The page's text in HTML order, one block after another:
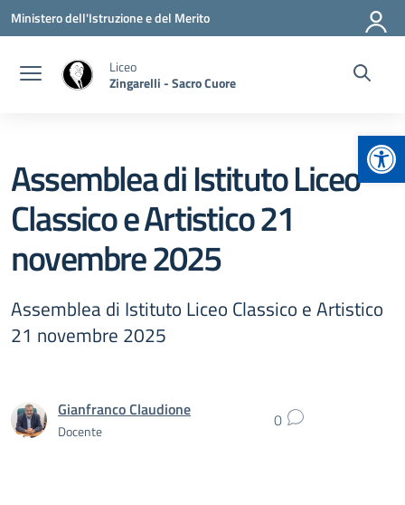
Vai ai contenuti
Vai al menu di navigazione
Vai al footer
Ministero dell'Istruzione e del Merito
Liceo
Zingarelli - Sacro Cuore
Assemblea di Istituto Liceo
Classico e Artistico 21
novembre 2025
Assemblea di Istituto Liceo Classico e Artistico
21 novembre 2025
Gianfranco Claudione
Docente 0